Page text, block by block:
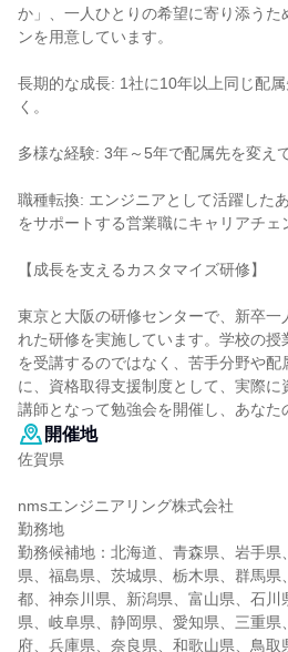
か」、一人ひとりの希望に寄り添うた
ンを用意しています。
長期的な成長: 1社に10年以上同じ配
く。
多様な経験: 3年～5年で配属先を変え
職種転換: エンジニアとして活躍した
をサポートする営業職にキャリアチェ
【成長を支えるカスタマイズ研修】
東京と大阪の研修センターで、新卒一
れた研修を実施しています。学校の
を受講するのではなく、苦手分野や配
に、資格取得支援制度として、実際
講師となって勉強会を開催し、あなた
開催地
佐賀県
nmsエンジニアリング株式会社
勤務地
勤務候補地：北海道、青森県、岩手
県、福島県、茨城県、栃木県、群馬
都、神奈川県、新潟県、富山県、石川
県、岐阜県、静岡県、愛知県、三重県
府、兵庫県、奈良県、和歌山県、鳥